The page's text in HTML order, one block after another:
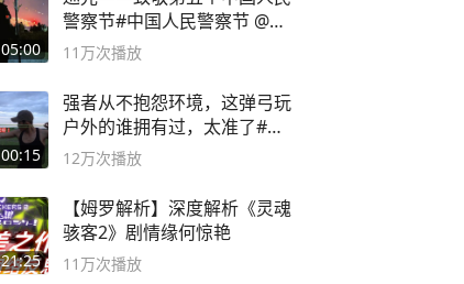
05:00
警察节#中国人民警察节 @抖
音小助手
11万次播放
00:15
强者从不抱怨环境，这弹弓玩
户外的谁拥有过，太准了#弹
弓#户外
12万次播放
21:25
【姆罗解析】深度解析《灵魂
骇客2》剧情缘何惊艳
11万次播放